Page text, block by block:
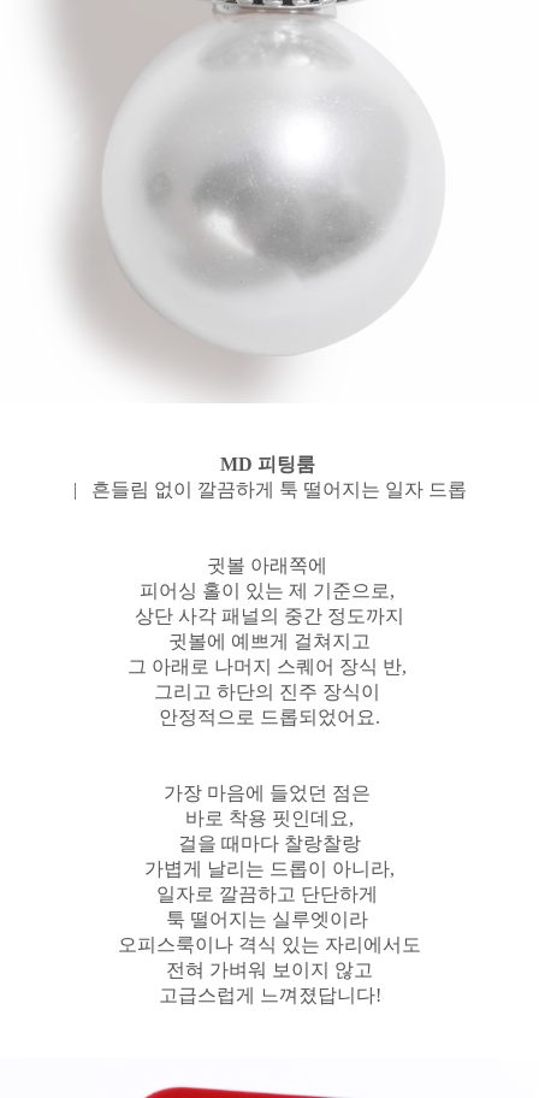
MD 피팅룸
| 흔들림 없이 깔끔하게 툭 떨어지는 일자 드롭
귓볼 아래쪽에
피어싱 홀이 있는 제 기준으로,
상단 사각 패널의 중간 정도까지
귓볼에 예쁘게 걸쳐지고
그 아래로 나머지 스퀘어 장식 반,
그리고 하단의 진주 장식이
안정적으로 드롭되었어요.
가장 마음에 들었던 점은
바로 착용 핏인데요,
걸을 때마다 찰랑찰랑
가볍게 날리는 드롭이 아니라,
일자로 깔끔하고 단단하게
툭 떨어지는 실루엣이라
오피스룩이나 격식 있는 자리에서도
전혀 가벼워 보이지 않고
고급스럽게 느껴졌답니다!